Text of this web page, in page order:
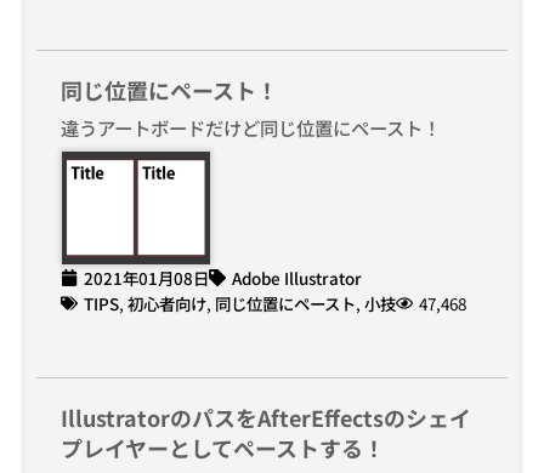
同じ位置にペースト！
違うアートボードだけど同じ位置にペースト！
2021年01月08日
Adobe Illustrator
TIPS, 初心者向け, 同じ位置にペースト, 小技 47,468
IllustratorのパスをAfterEffectsのシェイ
プレイヤーとしてペーストする！